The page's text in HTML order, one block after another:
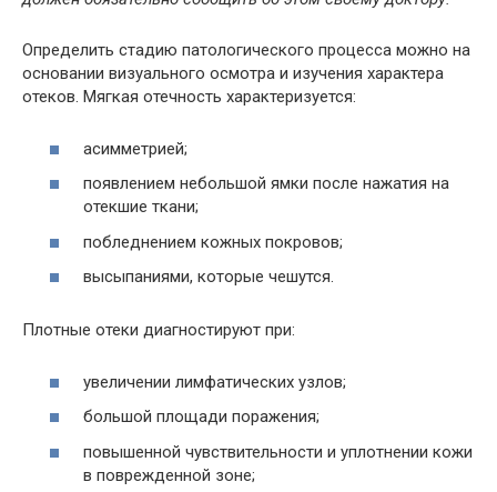
Определить стадию патологического процесса можно на
основании визуального осмотра и изучения характера
отеков. Мягкая отечность характеризуется:
асимметрией;
появлением небольшой ямки после нажатия на
отекшие ткани;
побледнением кожных покровов;
высыпаниями, которые чешутся.
Плотные отеки диагностируют при:
увеличении лимфатических узлов;
большой площади поражения;
повышенной чувствительности и уплотнении кожи
в поврежденной зоне;